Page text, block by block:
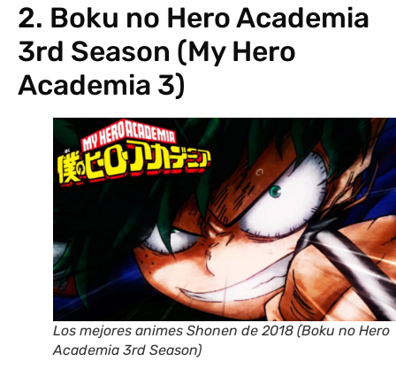
2. Boku no Hero Academia
3rd Season (My Hero
Academia 3)
Los mejores animes Shonen de 2018 (Boku no Hero
Academia 3rd Season)